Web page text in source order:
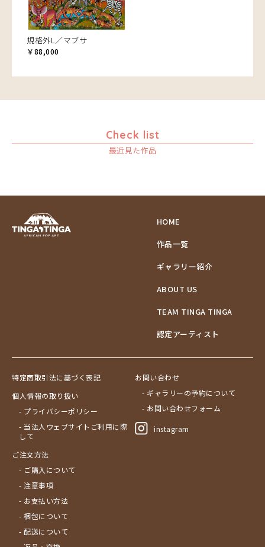
規格外L／マブサ
￥88,000
Check list
最近見た作品
HOME
作品一覧
ギャラリー紹介
ABOUT US
TEAM TINGA TINGA
認定アーティスト
特定商取引法に基づく表記
個人情報の取り扱い
- プライバシーポリシー
- 当法人ウェブサイトご利用に際
して
ご注文方法
- ご購入について
- 注意事項
- お支払い方法
- 梱包について
- 配送について
お問い合わせ
- ギャラリーの予約について
- お問い合わせフォーム
instagram